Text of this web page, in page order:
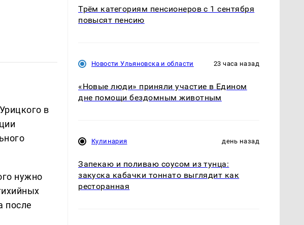
в
нужно
после
Трём категориям пенсионеров с 1 сентября
повысят пенсию
Новости Ульяновска и области 23 часа назад
«Новые люди» приняли участие в Едином
дне помощи бездомным животным
Кулинария день назад
Запекаю и поливаю соусом из тунца:
закуска кабачки тоннато выглядит как
ресторанная